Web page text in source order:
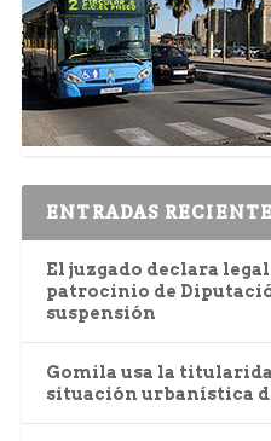
ENTRADAS
El juzgado declara
patrocinio de
suspensión
Gomila usa la
situación urbanística